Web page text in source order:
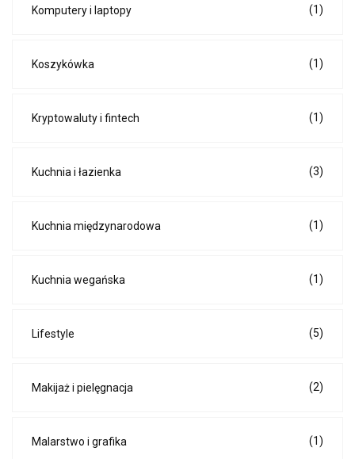
Komputery i laptopy (1)
Koszykówka (1)
Kryptowaluty i fintech (1)
Kuchnia i łazienka (3)
Kuchnia międzynarodowa (1)
Kuchnia wegańska (1)
Lifestyle (5)
Makijaż i pielęgnacja (2)
Malarstwo i grafika (1)